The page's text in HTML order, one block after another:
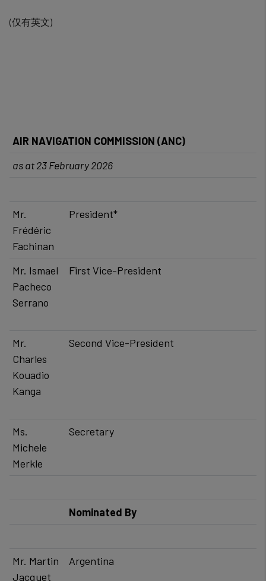
(仅有英文)
AIR NAVIGATION COMMISSION (ANC)​ ​
as at 23 February 2026
Mr.
Frédéric
Fachinan
​President*
Mr. Ismael
Pacheco
Serrano
First Vice-President
Mr.
Charles
Kouadio
Kanga
Second Vice-President
Ms.
Michele
Merkle
​Secretary
Nominated By
Mr. Martin
Jacquet
Argentina